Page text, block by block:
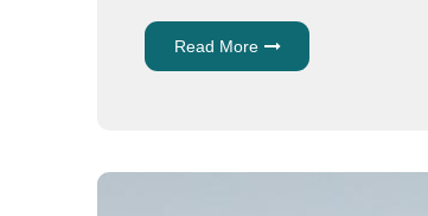
Read More About Wie
Gefährlich Ist
Neugeborene?